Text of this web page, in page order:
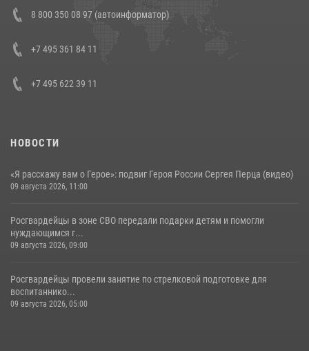
Состоялась рабочая встреча директора Росгвардии Героя России
генерала армии Виктора Золотова с заместителем полномочного
представителя Президента Российской Федерации в Северо-
Кавказском федеральном округе Виталием Кузнецовым
8 800 350 08 97 (автоинформатор)
+7 495 361 84 11
+7 495 622 39 11
НОВОСТИ
«Я расскажу вам о Герое»: подвиг Героя России Сергея Перца (видео)
09 августа 2026, 11:00
Росгвардейцы в зоне СВО передали подарки детям и помогли
нуждающимся г...
09 августа 2026, 09:00
Росгвардейцы провели занятие по стрелковой подготовке для
воспитаннико...
09 августа 2026, 05:00